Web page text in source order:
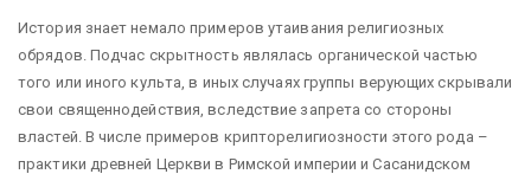
История знает немало примеров утаивания религиозных
обрядов. Подчас скрытность являлась органической частью
того или иного культа, в иных случаях группы верующих скрывали
свои священнодействия, вследствие запрета со стороны
властей. В числе примеров крипторелигиозности этого рода –
практики древней Церкви в Римской империи и Сасанидском